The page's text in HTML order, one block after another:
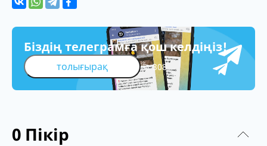
Біздің телеграмға қош келдіңіз!
толығырақ 308
0 Пікір